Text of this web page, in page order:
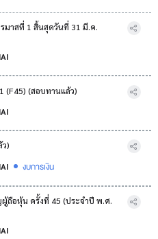
มาสที่ 1 สิ้นสุดวันที่ 31 มี.ค.
(F45) (สอบทานแล้ว)
)
งบการเงิน
ถือหุ้น ครั้งที่ 45 (ประจำปี พ.ศ.